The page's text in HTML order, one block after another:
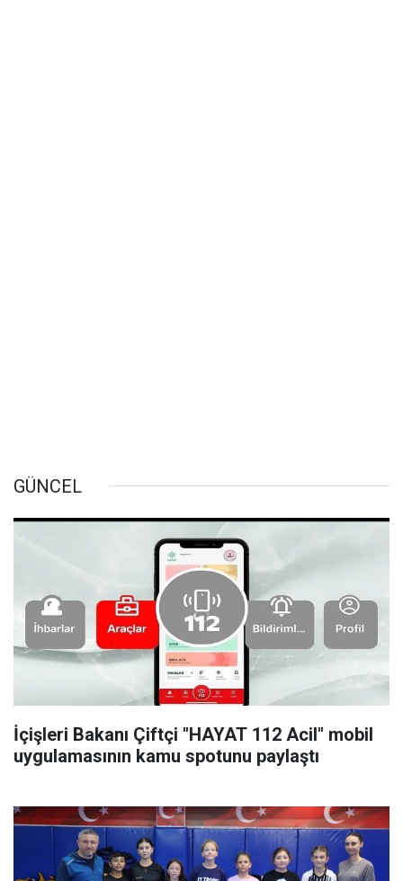
GÜNCEL
İçişleri Bakanı Çiftçi "HAYAT 112 Acil" mobil
uygulamasının kamu spotunu paylaştı